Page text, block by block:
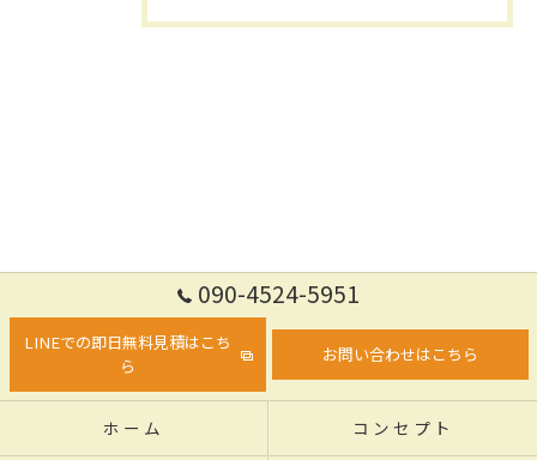
090-4524-5951
LINEでの即日無料見積はこち
ら
お問い合わせはこちら
ホーム コンセプト